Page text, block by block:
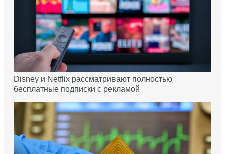
Disney и Netflix рассматривают полностью
бесплатные подписки с рекламой